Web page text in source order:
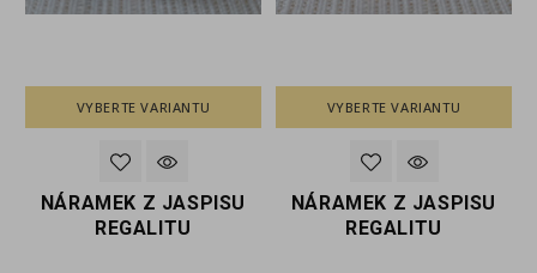
VYBERTE VARIANTU
NÁRAMEK Z JASPISU
REGALITU
VYBERTE VARIANTU
NÁRAMEK Z JASPISU
REGALITU